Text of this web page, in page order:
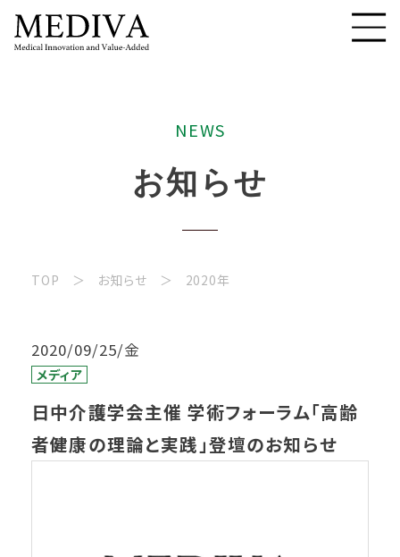
NEWS
お知 らせ
TOP お知らせ 2020年
2020/09/25/金
メディア
日中介護学会主催 学術フォーラム「高齢
者健康の理論と実践」登壇のお知らせ